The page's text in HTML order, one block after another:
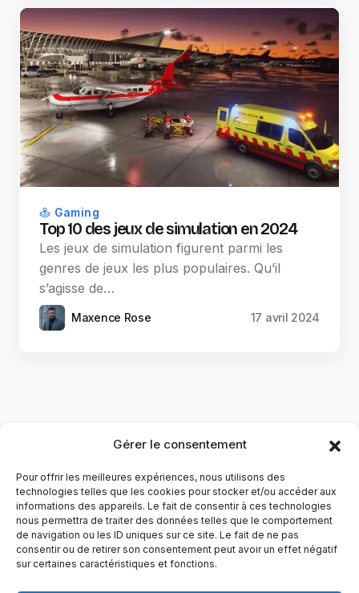
Gérer le consentement
Pour offrir les meilleures expériences, nous utilisons des
technologies telles que les cookies pour stocker et/ou accéder aux
informations des appareils. Le fait de consentir à ces technologies
nous permettra de traiter des données telles que le comportement
de navigation ou les ID uniques sur ce site. Le fait de ne pas
consentir ou de retirer son consentement peut avoir un effet négatif
sur certaines caractéristiques et fonctions.
Gaming
Top 10 des jeux de simulation en 2024
Les jeux de simulation figurent parmi les
genres de jeux les plus populaires. Qu’il
s’agisse de…
Maxence Rose 17 avril 2024
YubiGeek est un média français dédié aux nouvelles
technologies, à la culture geek et au numérique. Fondé par